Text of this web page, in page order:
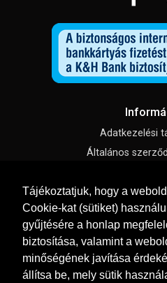
Tájékoztatjuk, hogy a
Cookie-kat (sütiket)
gyűjtésére a honlap
biztosítása, valamint a
minőségének javítása
állítsa be, mely sütik
Adatkezelési
Általános
Süti
Hírek,